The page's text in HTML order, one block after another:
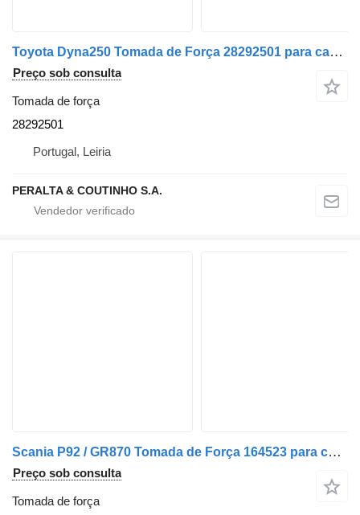
Toyota Dyna250 Tomada de Força 28292501 para camião Toyota
Preço sob consulta
Tomada de força
28292501
Portugal, Leiria
PERALTA & COUTINHO S.A.
Scania P92 / GR870 Tomada de Força 164523 para camião Scania
Preço sob consulta
Tomada de força